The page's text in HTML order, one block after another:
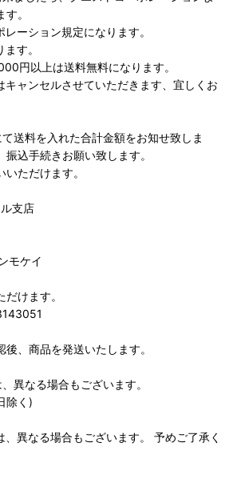
。
ーション規定になります。
す。
円以上は送料無料になります。
ャンセルさせていただきます、宜しくお
送料を入れた合計金額をお知せ致しま
込手続きお願い致します。
ただけます。
支店
モケイ
けます。
後、商品を発送いたします。
異なる場合もございます。
除く)
異なる場合もございます。 予めご了承く